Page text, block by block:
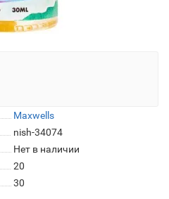
Maxwells
nish-34074
Нет в наличии
20
30